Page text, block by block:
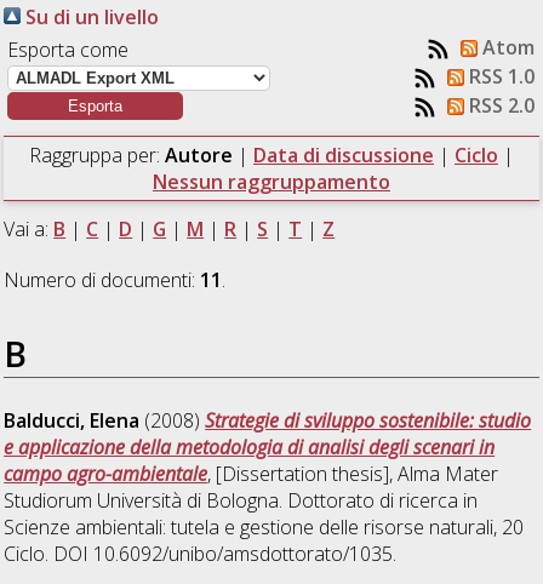
Su di un livello
Esporta come
Atom
RSS 1.0
RSS 2.0
Raggruppa per: Autore | Data di discussione | Ciclo |
Nessun raggruppamento
Vai a: B | C | D | G | M | R | S | T | Z
Numero di documenti: 11.
B
Balducci, Elena (2008)Strategie di sviluppo sostenibile: studio
e applicazione della metodologia di analisi degli scenari in
campo agro-ambientale, [Dissertation thesis], Alma Mater
Studiorum Università di Bologna. Dottorato di ricerca in
Scienze ambientali: tutela e gestione delle risorse naturali, 20
Ciclo. DOI 10.6092/unibo/amsdottorato/1035.